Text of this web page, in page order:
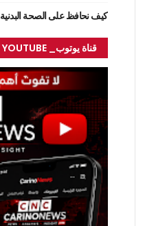
كيف نحافظ على الصحة البدنية
قناة يوتوب_ CHAÎNE YOUTUBE